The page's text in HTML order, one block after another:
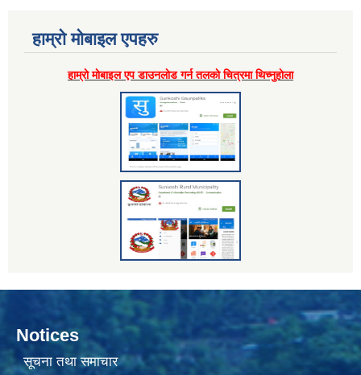
हाम्राे माेबाइल एपहरु
हाम्राे माेबाइल एप डाउनलाेड गर्न तलकाे चित्रमा थिच्नुहाेला
Notices
सूचना तथा समाचार